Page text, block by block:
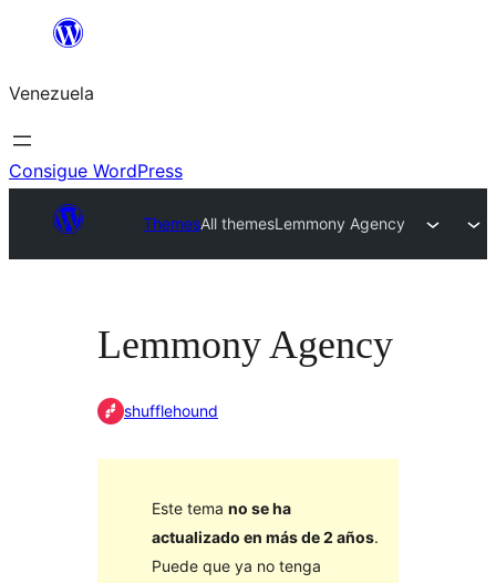
Saltar
contenido
Venezuela
Consigue WordPress
ThemesAll themesLemmony Agency
Lemmony Agency
shufflehound
Este tema no se ha
actualizado en más de 2 años.
Puede que ya no tenga